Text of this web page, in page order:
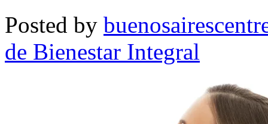
Posted by
de Bienestar Integral